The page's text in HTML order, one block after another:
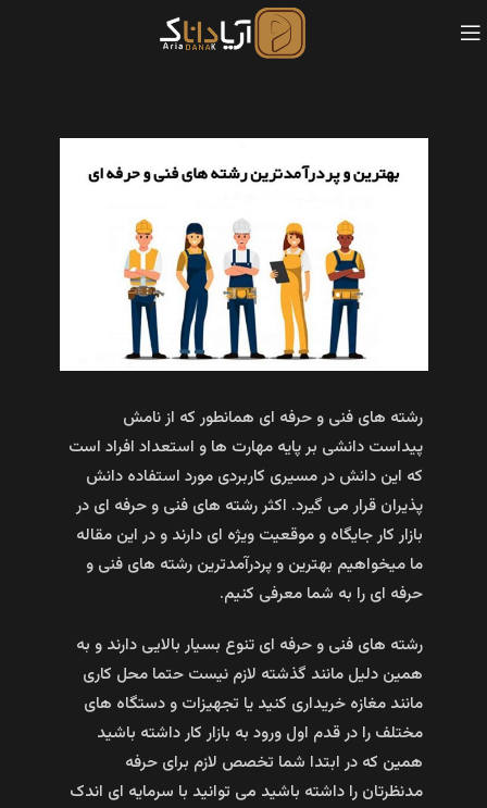
رشته های فنی و حرفه ای همانطور که از نامش
پیداست دانشی بر پایه مهارت ها و استعداد افراد است
که این دانش در مسیری کاربردی مورد استفاده دانش
پذیران قرار می گیرد. اکثر رشته های فنی و حرفه ای در
بازار کار جایگاه و موقعیت ویژه ای دارند و در این مقاله
ما میخواهیم بهترین و پردرآمدترین رشته های فنی و
حرفه ای را به شما معرفی کنیم.
رشته های فنی و حرفه ای تنوع بسیار بالایی دارند و به
همین دلیل مانند گذشته لازم نیست حتما محل کاری
مانند مغازه خریداری کنید یا تجهیزات و دستگاه های
مختلف را در قدم اول ورود به بازار کار داشته باشید
همین که در ابتدا شما تخصص لازم برای حرفه
مدنظرتان را داشته باشید می توانید با سرمایه ای اندک